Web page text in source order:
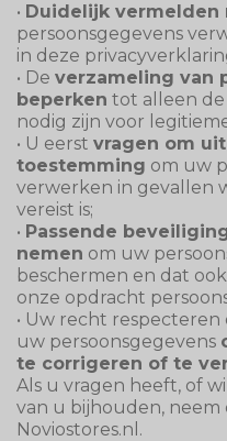
• Duidelijk vermelden
persoonsgegevens
in deze
• De verzameling van
beperken tot alleen de
nodig zijn voor
• U eerst vragen om
toestemming om uw
verwerken in gevallen
vereist is;
• Passende
nemen om uw
beschermen en dat
onze opdracht
• Uw recht respecteren
uw persoonsgegevens
te corrigeren of te
Als u vragen heeft, of
van u bijhouden, neem
Noviostores.nl.